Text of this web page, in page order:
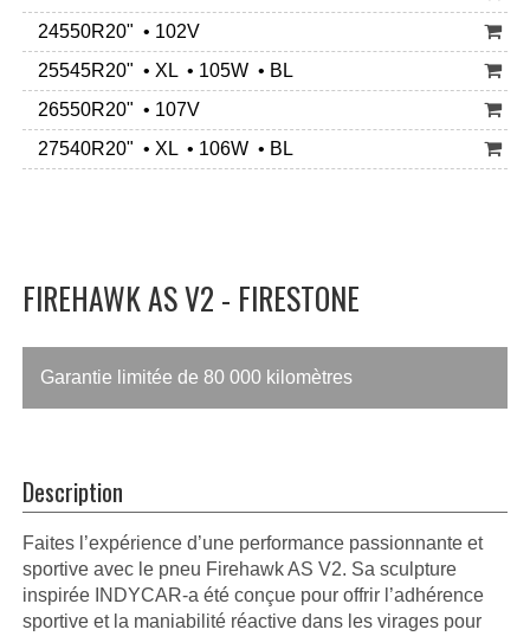
24550R20" • 102V
25545R20" • XL • 105W • BL
26550R20" • 107V
27540R20" • XL • 106W • BL
FIREHAWK AS V2 - FIRESTONE
Garantie limitée de 80 000 kilomètres
Description
Faites l’expérience d’une performance passionnante et
sportive avec le pneu Firehawk AS V2. Sa sculpture
inspirée INDYCAR-a été conçue pour offrir l’adhérence
sportive et la maniabilité réactive dans les virages pour